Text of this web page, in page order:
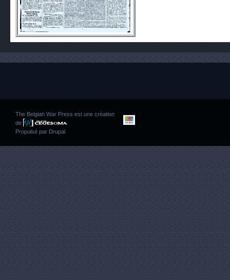
The Belgian War Press est une création
de
Propulsé par Drupal